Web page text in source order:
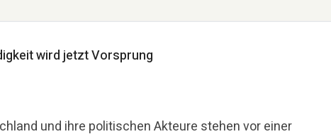
wird jetzt Vorsprung
und ihre politischen Akteure stehen vor einer